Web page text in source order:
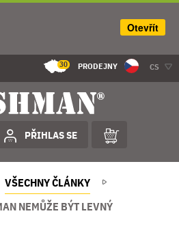
30 PRODEJNY CS
PŘIHLAS SE
VŠECHNY ČLÁNKY
NEMŮŽE BÝT LEVNÝ
Otevřít